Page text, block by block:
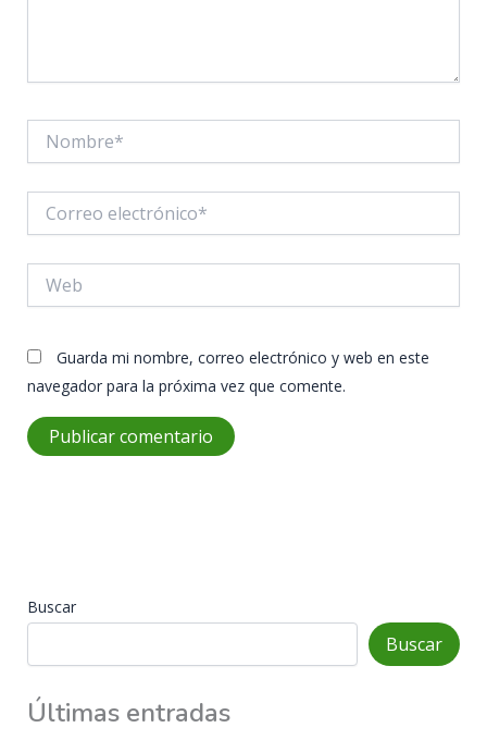
electrónico*
Guarda mi nombre, correo electrónico y web en este
navegador para la próxima vez que comente.
Buscar
Buscar
Últimas entradas